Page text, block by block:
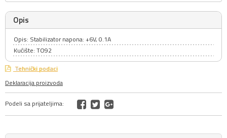
Opis
Opis: Stabilizator napona: +6V, 0.1A
Kućište: TO92
Tehnički podaci
Deklaracija proizvoda
Podeli sa prijateljima: